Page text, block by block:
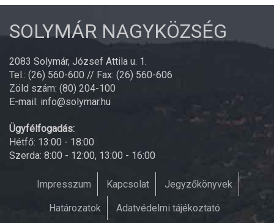
SOLYMÁR NAGYKÖZSÉG
2083 Solymár, József Attila u. 1.
Tel.: (26) 560-600 // Fax: (26) 560-606
Zöld szám: (80) 204-100
E-mail: info@solymar.hu
Ügyfélfogadás:
Hétfő: 13:00 - 18:00
Szerda: 8:00 - 12:00, 13:00 - 16:00
Impresszum Kapcsolat Jegyzőkönyvek
Határozatok Adatvédelmi tájékoztató